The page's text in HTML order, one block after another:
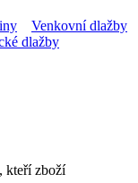
Venkovní dlažby
dlažby
kteří zboží